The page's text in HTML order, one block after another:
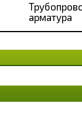
арматура